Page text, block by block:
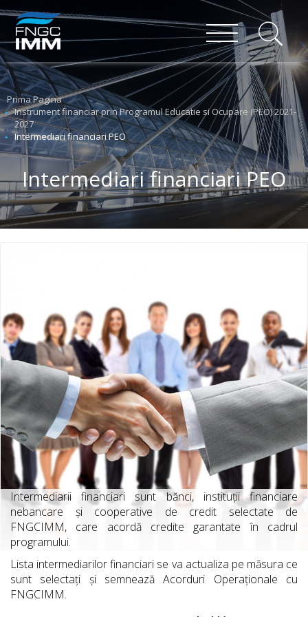
Prima Pagina
Instrument financiar prin Programul Educatie si Ocupare (PEO) 2021-
2027
Intermediari financiari PEO
Intermediari financiari PEO
Intermediarii financiari sunt bănci, instituții financiare
nebancare și cooperative de credit selectate de
FNGCIMM, care acordă credite garantate în cadrul
programului.
Lista intermediarilor financiari se va actualiza pe măsura ce
sunt selectați și semnează Acorduri Operaționale cu
FNGCIMM.